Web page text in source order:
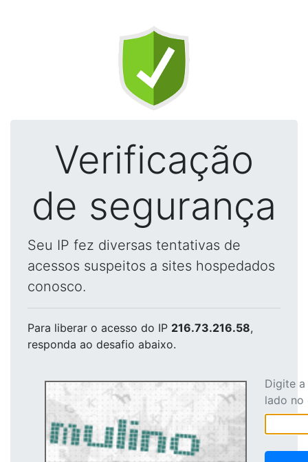
Verificação
de segurança
Seu IP fez diversas tentativas de
acessos suspeitos a sites hospedados
conosco.
Para liberar o acesso do IP 216.73.216.58,
responda ao desafio abaixo.
Digite
lado no